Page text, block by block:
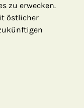
zu erwecken.
östlicher